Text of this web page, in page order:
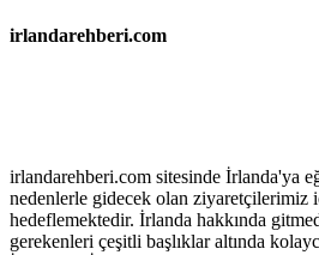
irlandarehberi.com
irlandarehberi.com sitesinde İrlanda'ya
nedenlerle gidecek olan ziyaretçilerimiz
hedeflemektedir. İrlanda hakkında
gerekenleri çeşitli başlıklar altında